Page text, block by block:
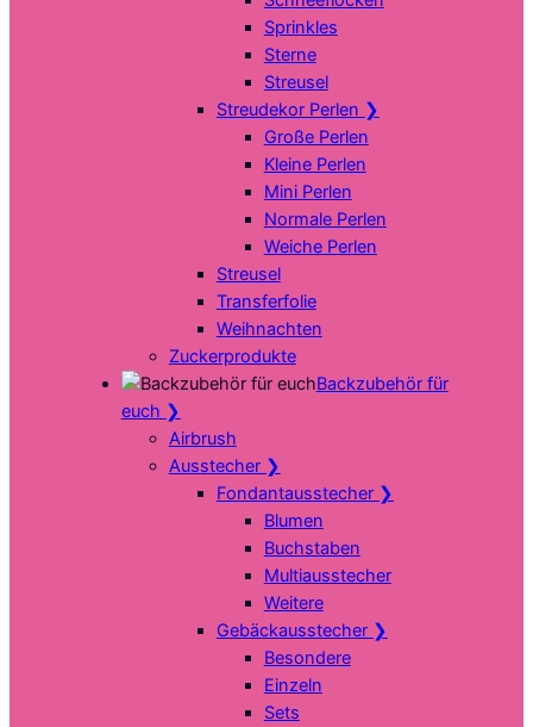
Sprinkles
Sterne
Streusel
Streudekor Perlen ❯
Große Perlen
Kleine Perlen
Mini Perlen
Normale Perlen
Weiche Perlen
Streusel
Transferfolie
Weihnachten
Zuckerprodukte
Backzubehör für
euch ❯
Airbrush
Ausstecher ❯
Fondantausstecher ❯
Blumen
Buchstaben
Multiausstecher
Weitere
Gebäckausstecher ❯
Besondere
Einzeln
Sets